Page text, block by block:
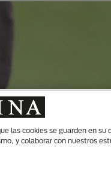
las cookies se guarden en su
y colaborar con nuestros